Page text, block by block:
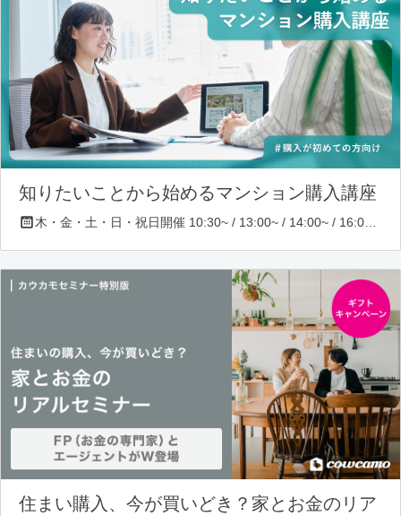
知りたいことから始めるマンション購入講座
住まい購入、今が買いどき？家とお金のリア